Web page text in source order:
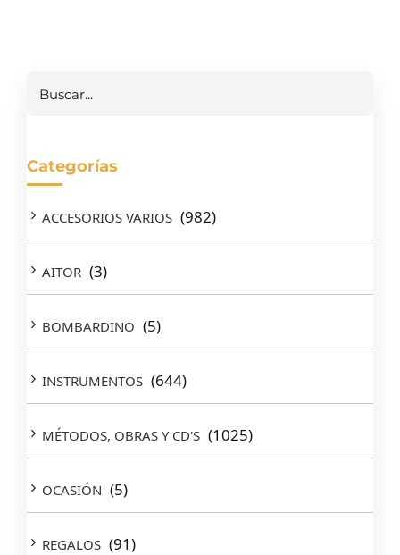
Categorías
ACCESORIOS VARIOS (982)
AITOR (3)
BOMBARDINO (5)
INSTRUMENTOS (644)
MÉTODOS, OBRAS Y CD'S (1025)
OCASIÓN (5)
REGALOS (91)